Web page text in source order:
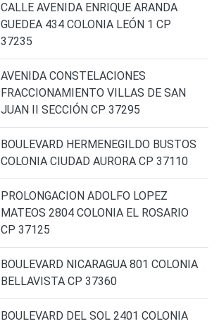
CALLE AVENIDA ENRIQUE ARANDA
GUEDEA 434 COLONIA LEÓN 1 CP
37235
AVENIDA CONSTELACIONES
FRACCIONAMIENTO VILLAS DE SAN
JUAN II SECCIÓN CP 37295
BOULEVARD HERMENEGILDO BUSTOS
COLONIA CIUDAD AURORA CP 37110
PROLONGACION ADOLFO LOPEZ
MATEOS 2804 COLONIA EL ROSARIO
CP 37125
BOULEVARD NICARAGUA 801 COLONIA
BELLAVISTA CP 37360
BOULEVARD DEL SOL 2401 COLONIA